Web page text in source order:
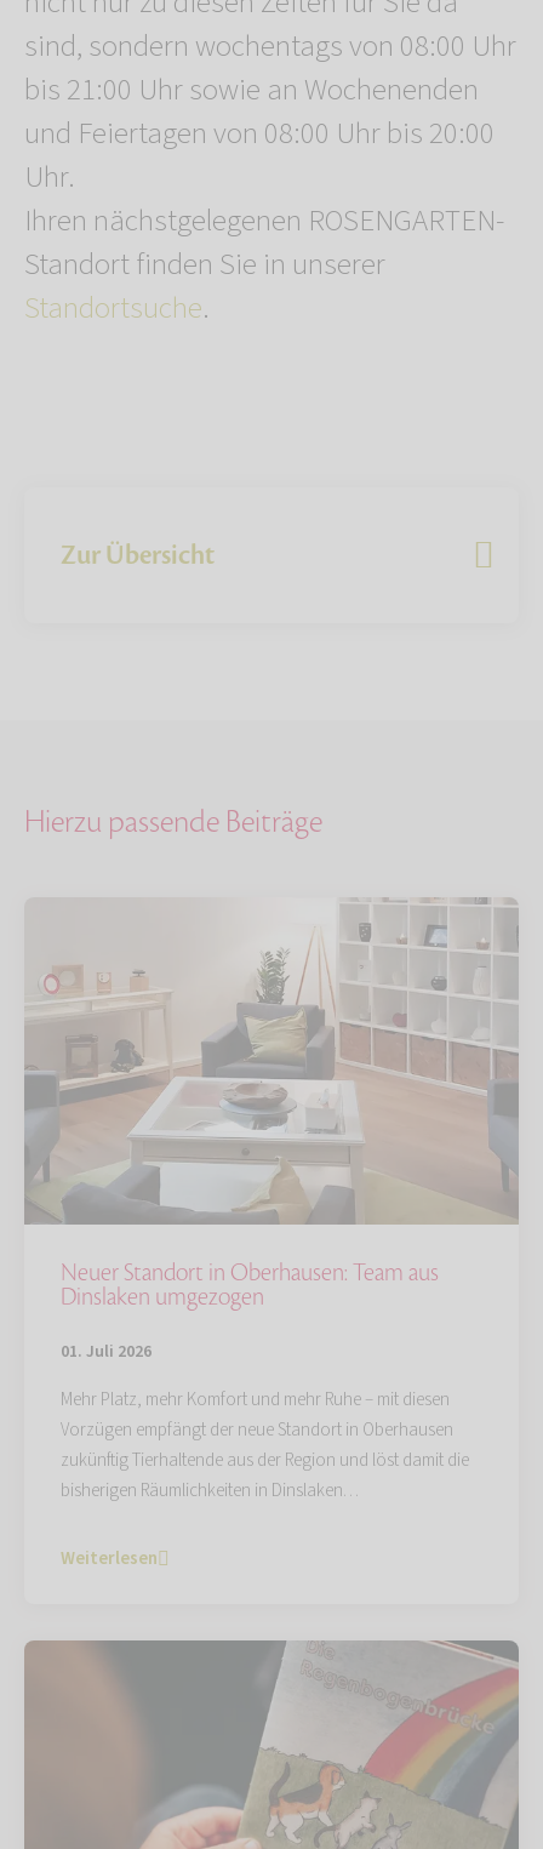
sind, sondern wochentags von 08:00 Uhr
bis 21:00 Uhr sowie an Wochenenden
und Feiertagen von 08:00 Uhr bis 20:00
Uhr.
Ihren nächstgelegenen ROSENGARTEN-
Standort finden Sie in unserer
Standortsuche.
Zur Übersicht
Hierzu passende Beiträge
Neuer Standort in Oberhausen: Team aus
Dinslaken umgezogen
01. Juli 2026
Mehr Platz, mehr Komfort und mehr Ruhe – mit diesen
Vorzügen empfängt der neue Standort in Oberhausen
zukünftig Tierhaltende aus der Region und löst damit die
bisherigen Räumlichkeiten in Dinslaken…
Weiterlesen